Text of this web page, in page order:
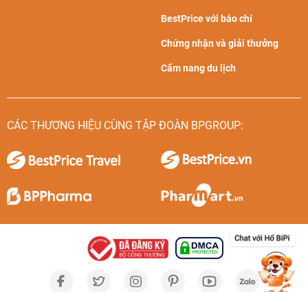
BestPrice với báo chí
Chứng nhận và giải thưởng
Cẩm nang du lịch
CÁC THƯƠNG HIỆU CÙNG TẬP ĐOÀN BPGROUP: